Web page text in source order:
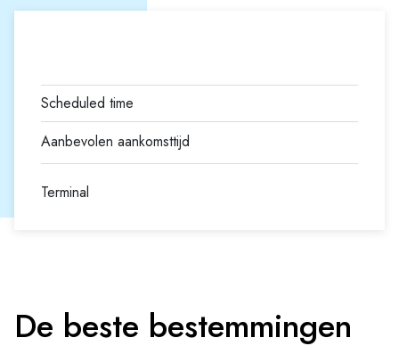
Terminal
De beste bestemmingen